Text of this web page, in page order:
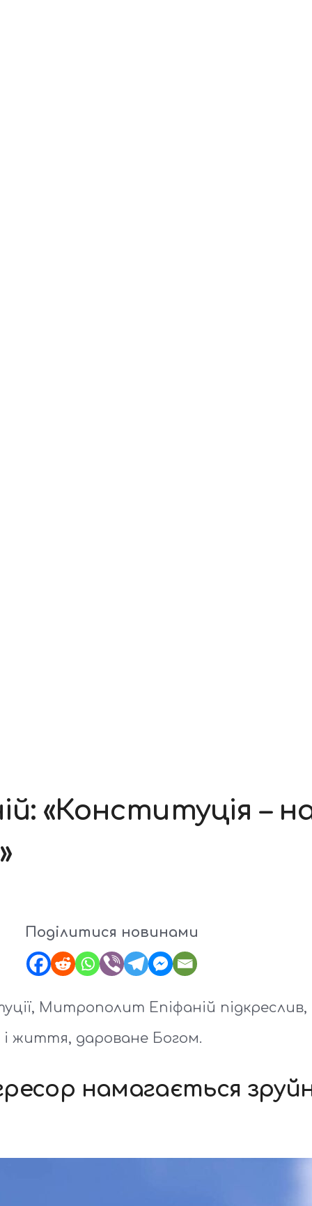
«Конституція –
Поділитися новинами
Митрополит Епіфаній
життя, дароване Богом.
намагається